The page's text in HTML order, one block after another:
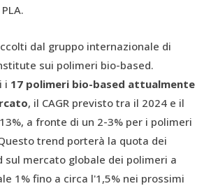
dal gruppo internazionale di
sui polimeri bio-based.
i 17 polimeri bio-based attualmente
, il CAGR previsto tra il 2024 e il
a fronte di un 2-3% per i polimeri
trend porterà la quota dei
sul mercato globale dei polimeri a
1% fino a circa l'1,5% nei prossimi